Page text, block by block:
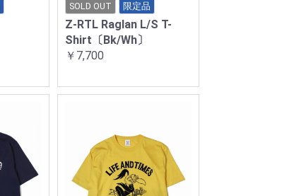
SOLD OUT 限定品
Z-RTL Raglan L/S T-
Shirt〔Bk/Wh〕
￥7,700